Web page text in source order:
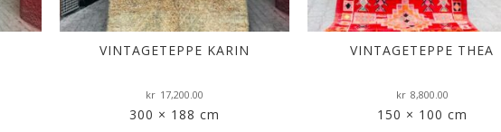
VINTAGETEPPE KARIN
kr 17,200.00
300 × 188 cm
VINTAGETEPPE THEA
kr 8,800.00
150 × 100 cm